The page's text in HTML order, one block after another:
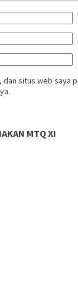
dan situs web saya
MTQ XI